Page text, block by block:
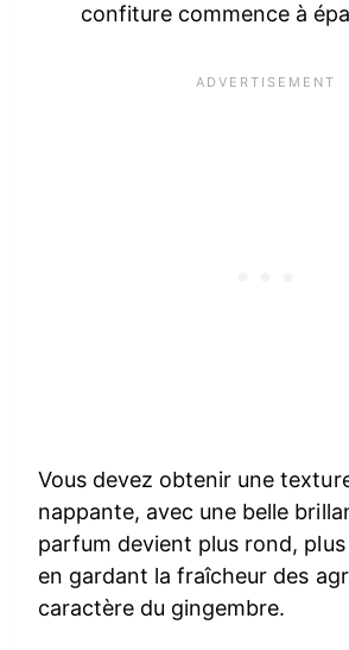
confiture commence à
Vous devez obtenir une
nappante, avec une belle
parfum devient plus rond,
en gardant la fraîcheur des
caractère du gingembre.